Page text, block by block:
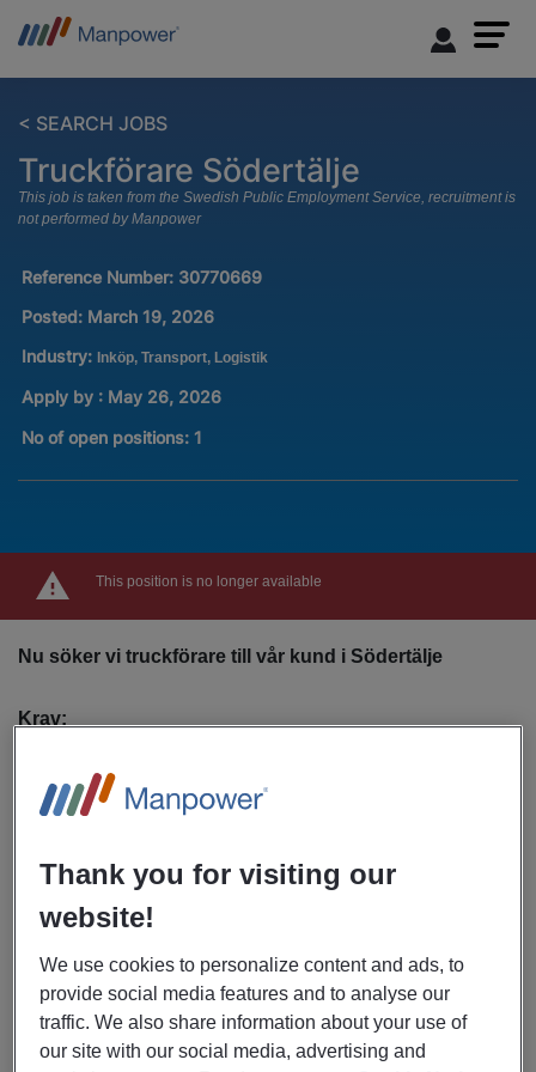
< SEARCH JOBS
Truckförare Södertälje
This job is taken from the Swedish Public Employment Service, recruitment is
not performed by Manpower
Reference Number: 30770669
Posted: March 19, 2026
Industry: Inköp, Transport, Logistik
Apply by : May 26, 2026
No of open positions: 1
This position is no longer available
Nu söker vi truckförare till vår kund i Södertälje
Krav:
har giltigt truckkort A1–4 och B1–4
motviktstruck.
kan arbeta skift: 06:00–14:21 och 14:30–22:51
är noggrann, säkerhetsmedveten och fungerar lika
bra i team som självständigt
Thank you for visiting our
website!
We use cookies to personalize content and ads, to
provide social media features and to analyse our
traffic. We also share information about your use of
our site with our social media, advertising and